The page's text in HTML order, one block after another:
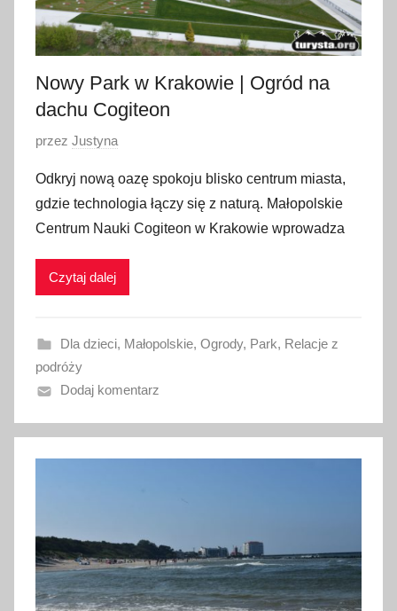
Nowy Park w Krakowie | Ogród na
dachu Cogiteon
O
u
b
l
i
a
n
o
1
e
t
n
i
przez Justyna
Odkryj nową oazę spokoju blisko centrum miasta,
gdzie technologia łączy się z naturą. Małopolskie
Centrum Nauki Cogiteon w Krakowie wprowadza
Czytaj dalej
Dla dzieci, Małopolskie, Ogrody, Park, Relacje z
podróży
Dodaj komentarz